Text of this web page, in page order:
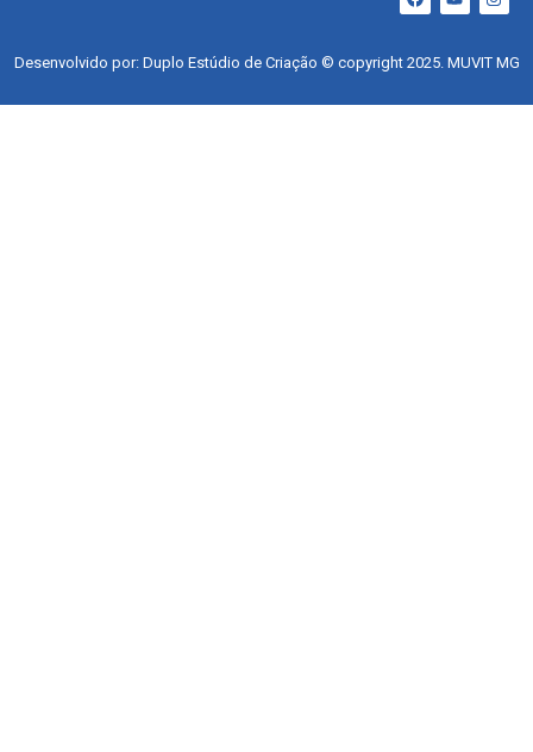
Desenvolvido por: Duplo Estúdio de Criação © copyright 2025. MUVIT MG